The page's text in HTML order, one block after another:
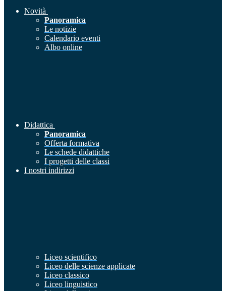
Novità
Panoramica
Le notizie
Calendario eventi
Albo online
Didattica
Panoramica
Offerta formativa
Le schede didattiche
I progetti delle classi
I nostri indirizzi
Liceo scientifico
Liceo delle scienze applicate
Liceo classico
Liceo linguistico